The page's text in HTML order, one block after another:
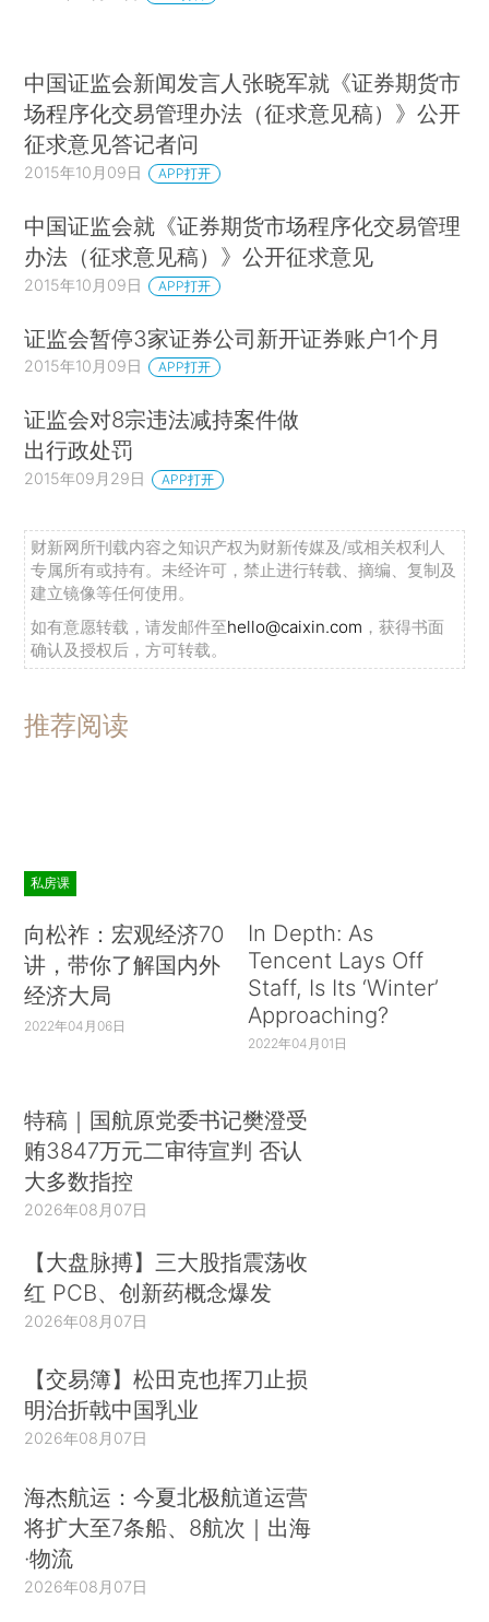
中国证监会新闻发言人张晓军就《证券期货市
场程序化交易管理办法（征求意见稿）》公开
征求意见答记者问
2015年10月09日 APP打开
中国证监会就《证券期货市场程序化交易管理
办法（征求意见稿）》公开征求意见
2015年10月09日 APP打开
证监会暂停3家证券公司新开证券账户1个月
2015年10月09日 APP打开
证监会对8宗违法减持案件做
出行政处罚
2015年09月29日 APP打开
财新网所刊载内容之知识产权为财新传媒及/或相关权利人
专属所有或持有。未经许可，禁止进行转载、摘编、复制及
建立镜像等任何使用。
如有意愿转载，请发邮件至hello@caixin.com ，获得书面
确认及授权后，方可转载。
推荐阅读
私房课
向松祚：宏观经济70
讲，带你了解国内外
经济大局
2022年04月06日
In Depth: As
Tencent Lays Off
Staff, Is Its ‘Winter’
Approaching?
2022年04月01日
特稿｜国航原党委书记樊澄受
贿3847万元二审待宣判 否认
大多数指控
2026年08月07日
【大盘脉搏】三大股指震荡收
红 PCB、创新药概念爆发
2026年08月07日
【交易簿】松田克也挥刀止损
明治折戟中国乳业
2026年08月07日
海杰航运：今夏北极航道运营
将扩大至7条船、8航次｜出海
·物流
2026年08月07日